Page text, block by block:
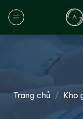
đến
Trang chủ / Kho